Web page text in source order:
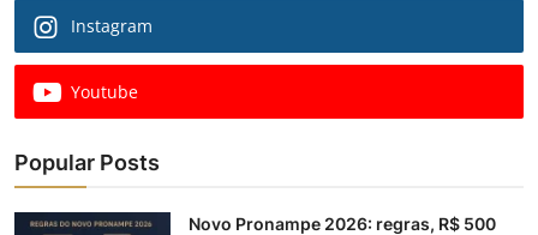
Instagram
Youtube
Popular Posts
Novo Pronampe 2026: regras, R$ 500